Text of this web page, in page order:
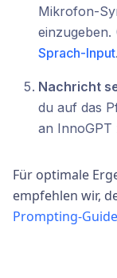
Mikrofon-
einzugeben.
Sprach-Input.
Nachricht
du auf das
an InnoGPT
Für optimale
empfehlen wir,
Prompting-Guide